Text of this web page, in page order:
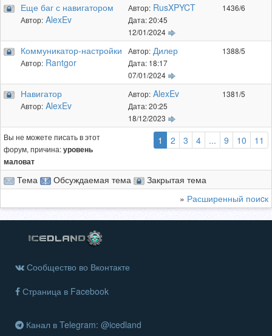
Еще баг с навигатором
Автор: AlexEv
Автор: RusXPYCT
Дата: 20:45
12/01/2024
1436/6
Коммуникатор-настройки
Автор: Rantgor
Автор: Дилер
Дата: 18:17
07/01/2024
1388/5
Навигатор
Автор: AlexEv
Автор: AlexEv
Дата: 20:25
18/12/2023
1381/5
Вы не можете писать в этот
форум, причина:уровень
маловат
1 (выбранная)
2 3 4 ... 9 10 11
Тема Обсуждаемая тема
Закрытая тема
» Расширенный поиcк
Сообщество во Вконтакте
Страница в Facebook
Канал в Telegram: @icedland